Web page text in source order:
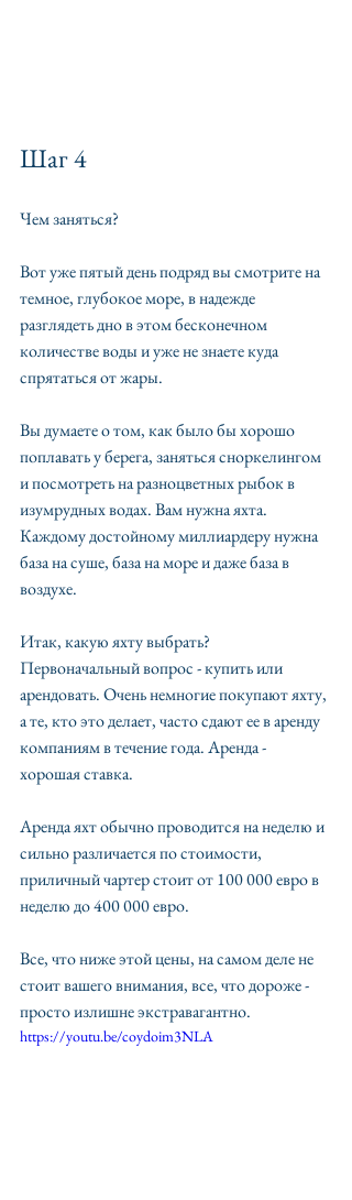
Шаг 4
Чем заняться?
Вот уже пятый день подряд вы смотрите на
темное, глубокое море, в надежде
разглядеть дно в этом бесконечном
количестве воды и уже не знаете куда
спрятаться от жары.
Вы думаете о том, как было бы хорошо
поплавать у берега, заняться сноркелингом
и посмотреть на разноцветных рыбок в
изумрудных водах. Вам нужна яхта.
Каждому достойному миллиардеру нужна
база на суше, база на море и даже база в
воздухе.
Итак, какую яхту выбрать?
Первоначальный вопрос - купить или
арендовать. Очень немногие покупают яхту,
а те, кто это делает, часто сдают ее в аренду
компаниям в течение года. Аренда -
хорошая ставка.
Аренда яхт обычно проводится на неделю и
сильно различается по стоимости,
приличный чартер стоит от 100 000 евро в
неделю до 400 000 евро.
Все, что ниже этой цены, на самом деле не
стоит вашего внимания, все, что дороже -
просто излишне экстравагантно.
https://youtu.be/coydoim3NLA